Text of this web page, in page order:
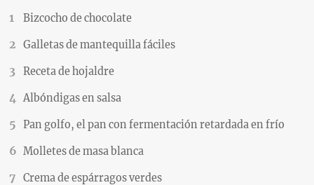
Bizcocho de chocolate
Galletas de mantequilla fáciles
Receta de hojaldre
Albóndigas en salsa
Pan golfo, el pan con fermentación retardada en frío
Molletes de masa blanca
Crema de espárragos verdes